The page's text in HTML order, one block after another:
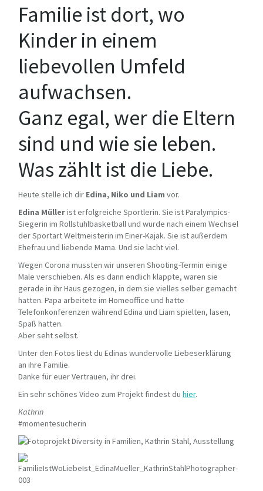
Familie ist dort, wo
Kinder in einem
liebevollen Umfeld
aufwachsen.
Ganz egal, wer die Eltern
sind und wie sie leben.
Was zählt ist die Liebe.
Heute stelle ich dir Edina, Niko und Liam vor.
Edina Müllerist erfolgreiche Sportlerin. Sie ist Paralympics-
Siegerin im Rollstuhlbasketball und wurde nach einem Wechsel
der Sportart Weltmeisterin im Einer-Kajak. Sie ist außerdem
Ehefrau und liebende Mama. Und sie lacht viel.
Wegen Corona mussten wir unseren Shooting-Termin einige
Male verschieben. Als es dann endlich klappte, waren sie
gerade in ihr Haus gezogen, in dem sie vielles selber gemacht
hatten. Papa arbeitete im Homeoffice und hatte
Telefonkonferenzen während Edina und Liam spielten, lasen,
Spaß hatten.
Aber seht selbst.
Unter den Fotos liest du Edinas wundervolle Liebeserklärung
an ihre Familie.
Danke für euer Vertrauen, ihr drei.
Ein sehr schönes Video zum Projekt findest duhier.
Kathrin
#momentesucherin